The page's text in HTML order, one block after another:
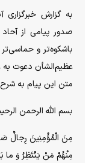
به گزارش خبرگزاری
صدور پیامی از
باشکوه‌تر و
عظیم‌الشأن دعوت به
متن این پیام به
بسم الله الرحمن
مِنَ الْمُؤْمِنِینَ رِجالٌ
مِنْهُمْ مَنْ یَنْتَظِرُ وَ ما